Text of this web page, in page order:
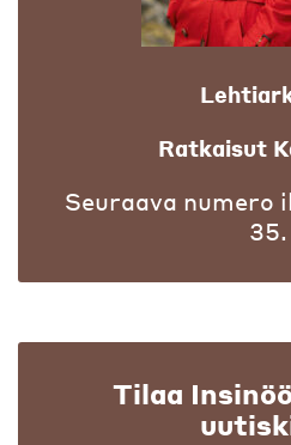
Ratkaisut
Seuraava numero
35.
Tilaa